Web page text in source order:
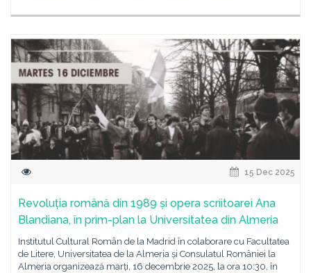
15 Dec 2025
Revoluția română din 1989 și opera scriitoarei Ana
Blandiana, în prim-plan la Universitatea din Almería
Institutul Cultural Român de la Madrid în colaborare cu Facultatea
de Litere, Universitatea de la Almeria și Consulatul României la
Almeria organizează marți, 16 decembrie 2025, la ora 10:30, în